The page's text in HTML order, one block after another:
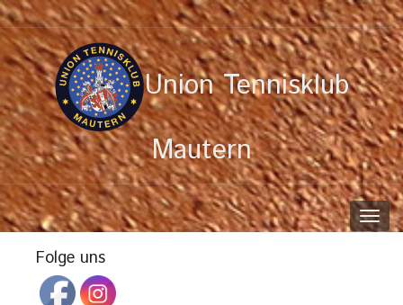
Union Tennisklub
Mautern
Folge uns